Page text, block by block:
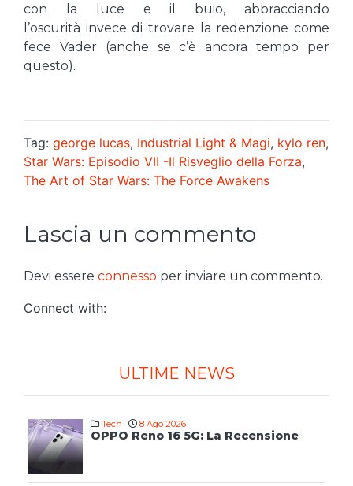
con la luce e il buio, abbracciando
l’oscurità invece di trovare la redenzione come
fece Vader (anche se c’è ancora tempo per
questo).
Tag: george lucas, Industrial Light & Magi, kylo ren,
Star Wars: Episodio VII -Il Risveglio della Forza,
The Art of Star Wars: The Force Awakens
Lascia un commento
Devi essere connesso per inviare un commento.
Connect with:
ULTIME NEWS
Tech 8 Ago 2026
OPPO Reno 16 5G: La Recensione